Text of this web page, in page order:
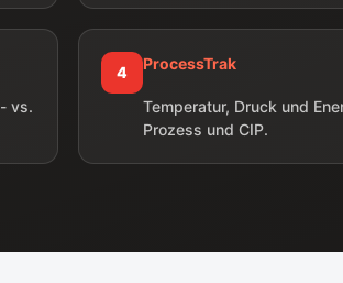
vs.
4 ProcessTrak
Temperatur, Druck und
Prozess und CIP.